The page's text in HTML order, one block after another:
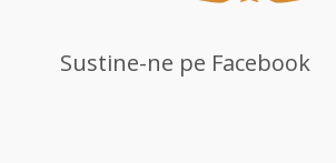
Sustine-ne pe Facebook